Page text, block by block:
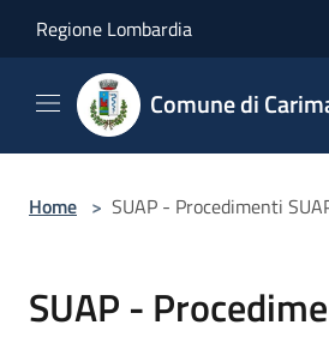
Regione Lombardia
Comune di
Home > SUAP - Procedimenti
SUAP -